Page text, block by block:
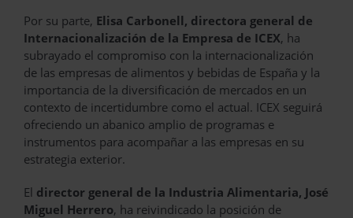
Por su parte, Elisa Carbonell, directora general de
Internacionalización de la Empresa de ICEX, ha
subrayado el compromiso con la internacionalización
de las empresas de alimentos y bebidas de España y la
importancia de la diversificación de mercados en un
contexto de incertidumbre como el actual. ICEX seguirá
ofreciendo un abanico amplio de programas e
instrumentos para acompañar a las empresas en su
estrategia exterior.
El director general de la Industria Alimentaria, José
Miguel Herrero, ha reivindicado la posición de